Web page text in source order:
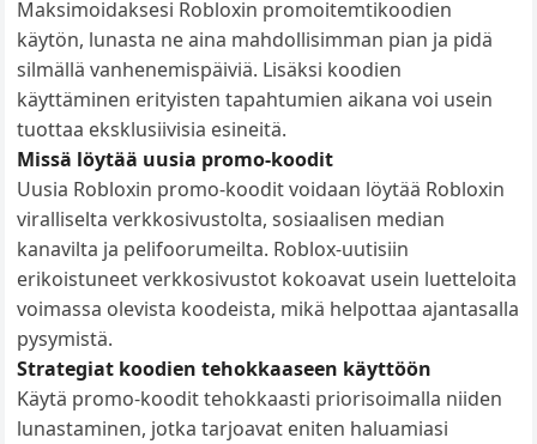
Maksimoidaksesi Robloxin promoitemtikoodien
käytön, lunasta ne aina mahdollisimman pian ja pidä
silmällä vanhenemispäiviä. Lisäksi koodien
käyttäminen erityisten tapahtumien aikana voi usein
tuottaa eksklusiivisia esineitä.
Missä löytää uusia promo-koodit
Uusia Robloxin promo-koodit voidaan löytää Robloxin
viralliselta verkkosivustolta, sosiaalisen median
kanavilta ja pelifoorumeilta. Roblox-uutisiin
erikoistuneet verkkosivustot kokoavat usein luetteloita
voimassa olevista koodeista, mikä helpottaa ajantasalla
pysymistä.
Strategiat koodien tehokkaaseen käyttöön
Käytä promo-koodit tehokkaasti priorisoimalla niiden
lunastaminen, jotka tarjoavat eniten haluamiasi